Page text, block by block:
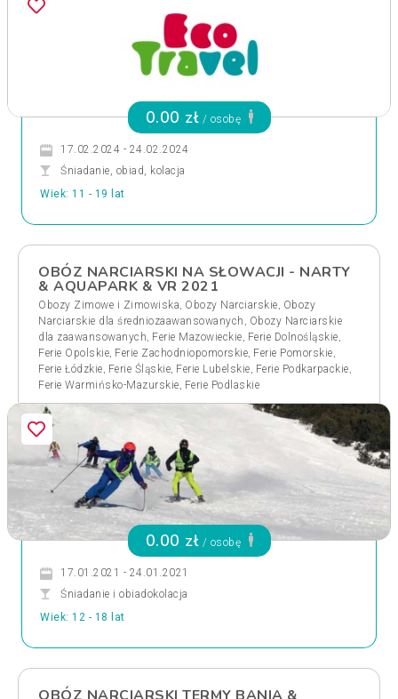
0.00 zł / osobę
17.02.2024 - 24.02.2024
Śniadanie, obiad, kolacja
Wiek: 11 - 19 lat
OBÓZ NARCIARSKI NA SŁOWACJI - NARTY
& AQUAPARK & VR 2021
Obozy Zimowe i Zimowiska, Obozy Narciarskie, Obozy
Narciarskie dla średniozaawansowanych , Obozy Narciarskie
dla zaawansowanych, Ferie Mazowieckie, Ferie Dolnośląskie,
Ferie Opolskie, Ferie Zachodniopomorskie, Ferie Pomorskie,
Ferie Łódzkie, Ferie Śląskie, Ferie Lubelskie, Ferie Podkarpackie,
Ferie Warmińsko-Mazurskie, Ferie Podlaskie
0.00 zł / osobę
17.01.2021 - 24.01.2021
Śniadanie i obiadokolacja
Wiek: 12 - 18 lat